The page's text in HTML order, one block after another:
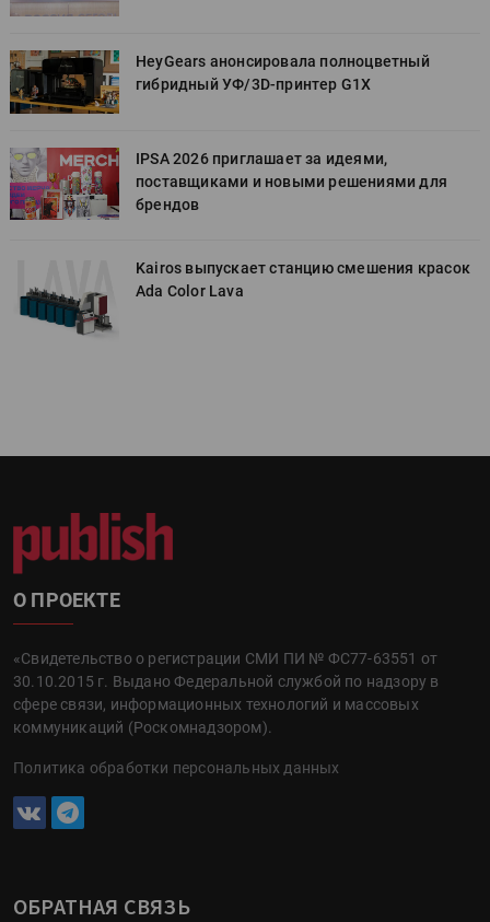
HeyGears анонсировала полноцветный
гибридный УФ/3D-принтер G1X
IPSA 2026 приглашает за идеями,
поставщиками и новыми решениями для
брендов
Kairos выпускает станцию смешения красок
Ada Color Lava
О ПРОЕКТЕ
«Свидетельство о регистрации СМИ ПИ № ФС77-63551 от
30.10.2015 г. Выдано Федеральной службой по надзору в
сфере связи, информационных технологий и массовых
коммуникаций (Роскомнадзором).
Политика обработки персональных данных
ОБРАТНАЯ СВЯЗЬ